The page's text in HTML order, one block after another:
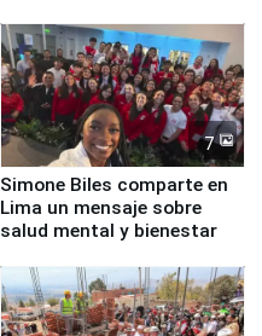
7
Simone Biles comparte en
Lima un mensaje sobre
salud mental y bienestar